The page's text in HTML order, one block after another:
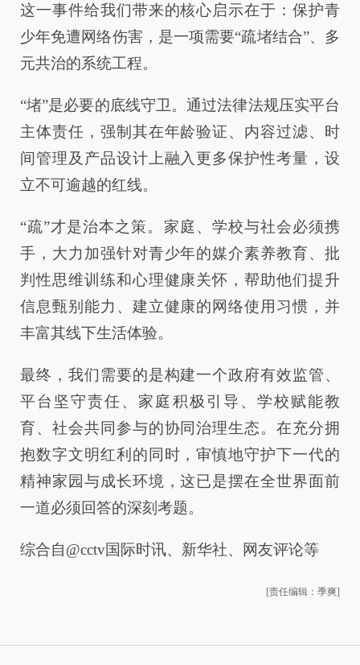
这一事件给我们带来的核心启示在于：保护青
少年免遭网络伤害，是一项需要“疏堵结合”、多
元共治的系统工程。
“堵”是必要的底线守卫。通过法律法规压实平台
主体责任，强制其在年龄验证、内容过滤、时
间管理及产品设计上融入更多保护性考量，设
立不可逾越的红线。
“疏”才是治本之策。家庭、学校与社会必须携
手，大力加强针对青少年的媒介素养教育、批
判性思维训练和心理健康关怀，帮助他们提升
信息甄别能力、建立健康的网络使用习惯，并
丰富其线下生活体验。
最终，我们需要的是构建一个政府有效监管、
平台坚守责任、家庭积极引导、学校赋能教
育、社会共同参与的协同治理生态。在充分拥
抱数字文明红利的同时，审慎地守护下一代的
精神家园与成长环境，这已是摆在全世界面前
一道必须回答的深刻考题。
综合自@cctv国际时讯、新华社、网友评论等
[责任编辑：季爽]